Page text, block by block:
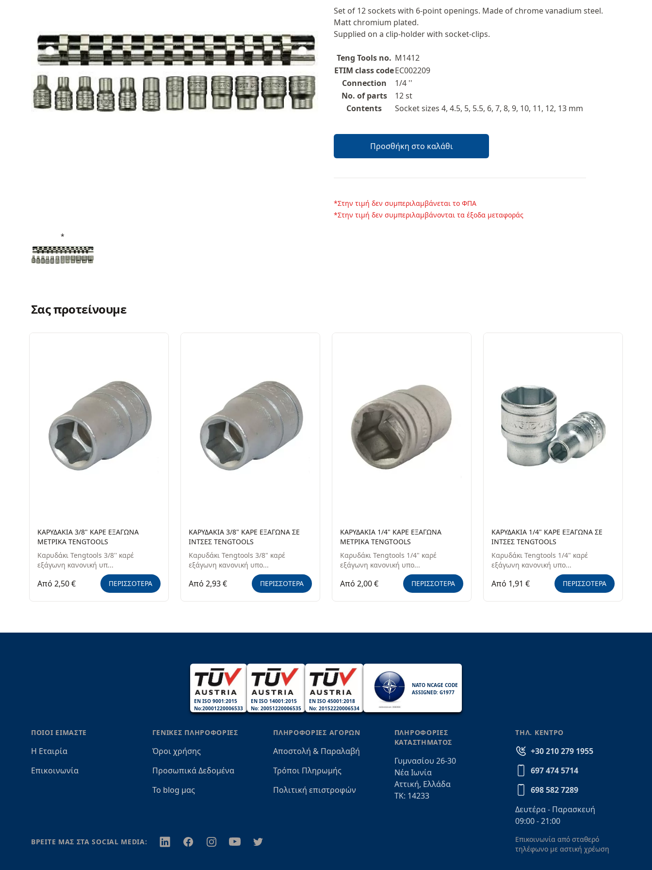
Περιγραφή
Set of 12 sockets with 6-point openings. Made of chrome vanadium steel.
Matt chromium plated.
Supplied on a clip-holder with socket-clips.
Teng Tools no. M1412
ETIM class codeEC002209
Connection
1/4 ''
No. of parts
12 st
Contents
Socket sizes 4, 4.5, 5, 5.5, 6, 7, 8, 9, 10, 11, 12, 13 mm
Προσθήκη στο καλάθι
*Στην τιμή δεν συμπεριλαμβάνεται το ΦΠΑ
*Στην τιμή δεν συμπεριλαμβάνονται τα έξοδα μεταφοράς
Σας προτείνουμε
ΚΑΡΥΔΑΚΙΑ 3/8" ΚΑΡΕ ΕΞΑΓΩΝΑ
ΜΕΤΡΙΚΑ TENGTOOLS
Καρυδάκι Tengtools 3/8'' καρέ
εξάγωνη κανονική υπ...
Από 2,50 € ΠΕΡΙΣΣΟΤΕΡΑ
ΚΑΡΥΔΑΚΙΑ 3/8" ΚΑΡΕ ΕΞΑΓΩΝΑ ΣΕ
ΙΝΤΣΕΣ TENGTOOLS
Καρυδάκι Tengtools 3/8" καρέ
εξάγωνη κανονική υπο...
Από 2,93 € ΠΕΡΙΣΣΟΤΕΡΑ
ΚΑΡΥΔΑΚΙΑ 1/4" ΚΑΡΕ ΕΞΑΓΩΝΑ
ΜΕΤΡΙΚΑ TENGTOOLS
Καρυδάκι Tengtools 1/4" καρέ
εξάγωνη κανονική υπο...
Από 2,00 € ΠΕΡΙΣΣΟΤΕΡΑ
ΚΑΡΥΔΑΚΙΑ 1/4" ΚΑΡΕ ΕΞΑΓΩΝΑ ΣΕ
ΙΝΤΣΕΣ TENGTOOLS
Καρυδάκι Tengtools 1/4" καρέ
εξάγωνη κανονική υπο...
Από 1,91 € ΠΕΡΙΣΣΟΤΕΡΑ
EN ISO 9001:2015
No:20001220006533
EN ISO 14001:2015
No: 20051220006535
EN ISO 45001:2018
No: 20152220006534
NATO NCAGE CODE
ASSIGNED: G1977
ΠΟΙΟΙ ΕΙΜΑΣΤΕ
Η Εταιρία
Επικοινωνία
ΓΕΝΙΚΕΣ ΠΛΗΡΟΦΟΡΙΕΣ
Όροι χρήσης
Προσωπικά Δεδομένα
Το blog μας
ΠΛΗΡΟΦΟΡΙΕΣ ΑΓΟΡΩΝ
Αποστολή & Παραλαβή
Τρόποι Πληρωμής
Πολιτική επιστροφών
ΠΛΗΡΟΦΟΡΙΕΣ
ΚΑΤΑΣΤΗΜΑΤΟΣ
Γυμνασίου 26-30
Νέα Ιωνία
Αττική, Ελλάδα
ΤΚ: 14233
ΤΗΛ. ΚΕΝΤΡΟ
+30 210 279 1955
697 474 5714
698 582 7289
Δευτέρα - Παρασκευή
09:00 - 21:00
Επικοινωνία από σταθερό
τηλέφωνο με αστική χρέωση
ΒΡΕΙΤΕ ΜΑΣ ΣΤΑ SOCIAL MEDIA: TwitterFacebookInstagramYoutubeTwitter